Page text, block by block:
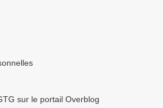
sur le portail Overblog